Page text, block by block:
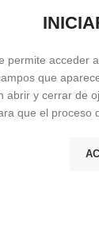
permite acceder
que
abrir y cerrar de
que el proceso